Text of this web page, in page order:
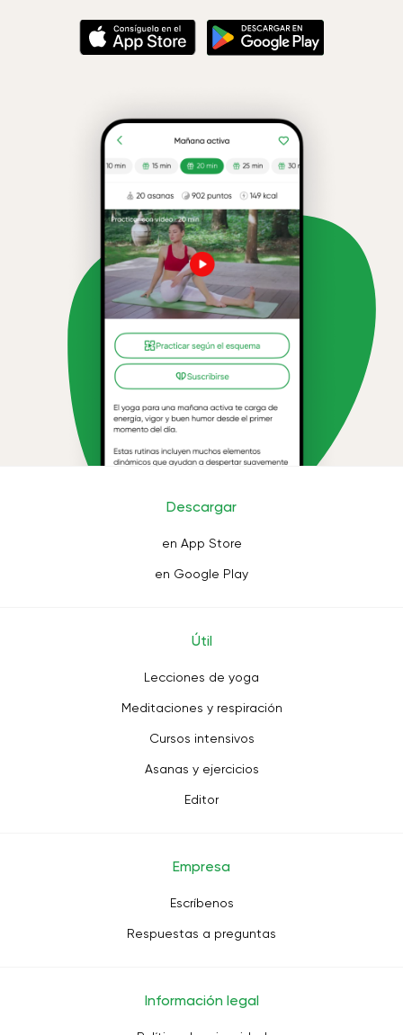
Descargar
en App Store
en Google Play
Útil
Lecciones de yoga
Meditaciones y respiración
Cursos intensivos
Asanas y ejercicios
Editor
Empresa
Escríbenos
Respuestas a preguntas
Información legal